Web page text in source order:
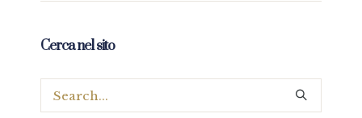
Cerca nel sito